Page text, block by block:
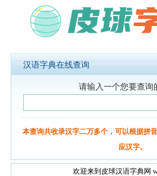
汉语字典在线查询
请输入一个您要查询
本查询共收录汉字二万多个，可以根据拼
应汉字。
欢迎来到皮球汉语字典网